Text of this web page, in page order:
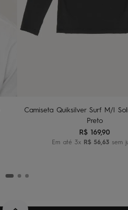
Camiseta Quiksilver Surf M/l
Preto
R$ 169,90
Em até3x R$ 56,63 sem